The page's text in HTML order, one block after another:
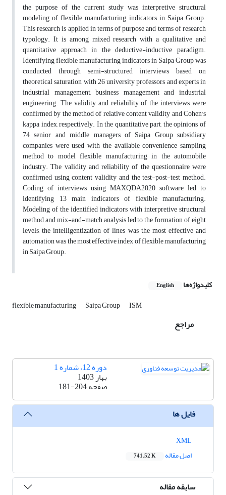
the purpose of the current study was interpretive structural
modeling of flexible manufacturing indicators in Saipa Group.
This research is applied in terms of purpose and terms of research
typology. It is among mixed research with a qualitative and
quantitative approach in the deductive-inductive paradigm.
Identifying flexible manufacturing indicators in Saipa Group was
conducted through semi-structured interviews based on
theoretical saturation with 26 university professors and experts in
industrial management, business management and industrial
engineering. The validity and reliability of the interviews were
confirmed by the method of relative content validity and Cohen's
kappa index, respectively. In the quantitative part, the opinions of
74 senior and middle managers of Saipa Group subsidiary
companies were used with the available convenience sampling
method to model flexible manufacturing in the automobile
industry. The validity and reliability of the questionnaire were
confirmed using content validity and the test-post-test method.
Coding of interviews using MAXQDA2020 software led to
identifying 13 main indicators of flexible manufacturing.
Modeling of the identified indicators with interpretive structural
method and mix-and-match analysis led to the formation of eight
levels, the intelligentization of lines was the most effective and
automation was the most effective index of flexible manufacturing
in Saipa Group.
کلیدواژه‌ها English
flexible manufacturing Saipa Group ISM
مراجع
دوره 12، شماره 1
بهار 1403
صفحه181-204
فایل ها
اصل مقاله
741.52 K
سابقه مقاله